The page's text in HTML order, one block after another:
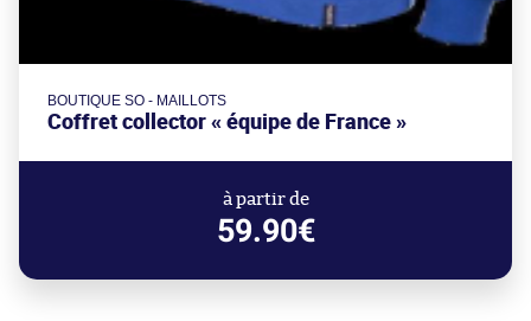
BOUTIQUE SO - MAILLOTS
Coffret collector « équipe de France »
à partir de
59.90€